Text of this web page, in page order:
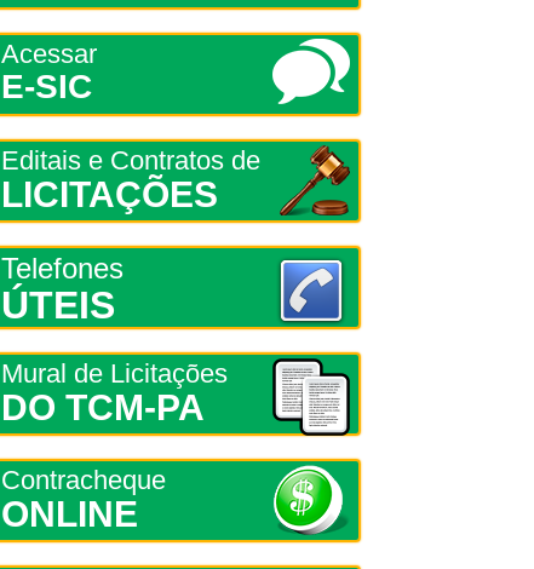
Acessar
E-SIC
Editais e Contratos de
LICITAÇÕES
Telefones
ÚTEIS
Mural de Licitações
DO TCM-PA
Contracheque
ONLINE